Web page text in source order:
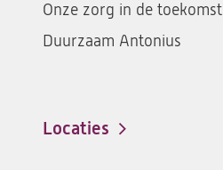
Onze zorg in de toekomst
Duurzaam Antonius
Locaties